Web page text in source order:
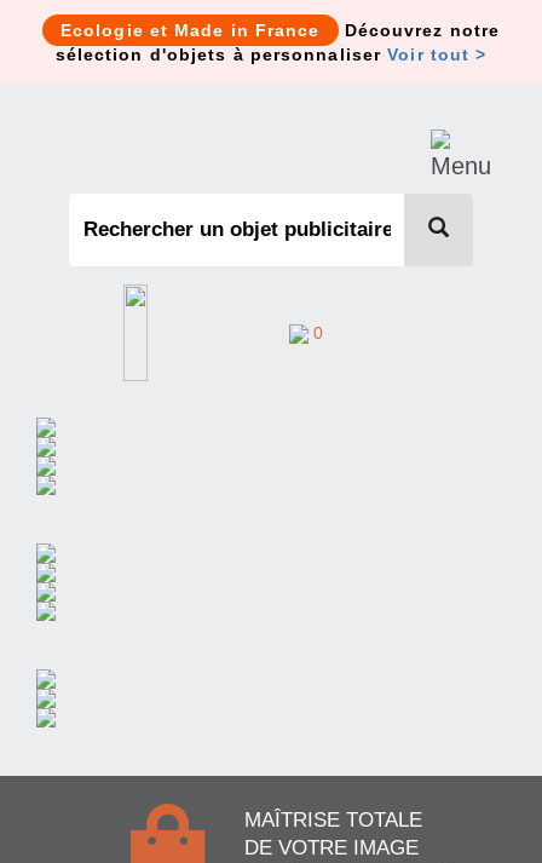
Ecologie et Made in France
Découvrez notre
sélection d'objets à personnaliserVoir tout >
0
MAÎTRISE TOTALE
DE VOTRE IMAGE
Cookies management panel